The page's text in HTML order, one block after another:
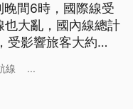
間6時，國際線受
也大亂，國內線總計
受影響旅客大約
線 ...